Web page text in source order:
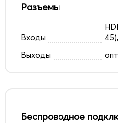
Разъемы
Входы
Выходы
Беспроводное